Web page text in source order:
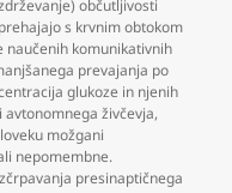
občutljivosti
s krvnim obtokom
naučenih komunikativnih
prevajanja po
glukoze in njenih
avtonomnega živčevja,
možgani
nepomembne.
presinaptičnega